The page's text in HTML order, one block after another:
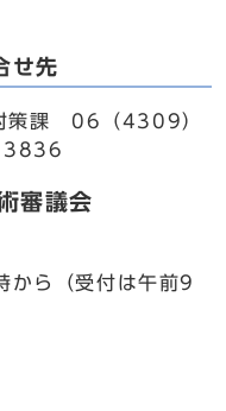
せ先
策課 06（4309）
3836
審議会
ら（受付は午前9